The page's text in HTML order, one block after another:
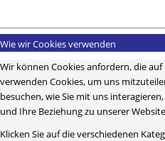
Wie wir Cookies verwenden
Wir können Cookies anfordern, die
verwenden Cookies, um uns
besuchen, wie Sie mit uns
und Ihre Beziehung zu unserer
Klicken Sie auf die verschiedenen